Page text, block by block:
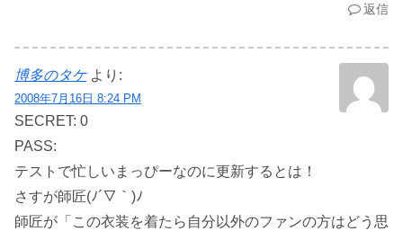
返信
博多のタケ より:
2008年7月16日 8:24 PM
SECRET: 0
PASS:
テストで忙しいまっぴーなのに更新するとは！
さすが師匠(ﾉ´▽｀)ﾉ
師匠が「この衣装を着たら自分以外のファンの方はどう思